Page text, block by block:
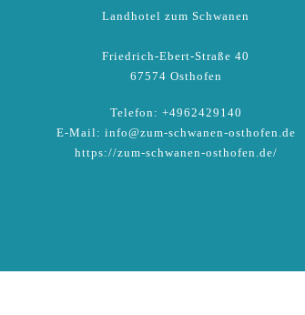
Landhotel zum Schwanen
Friedrich-Ebert-Straße 40
67574 Osthofen
Telefon: +4962429140
E-Mail: info@zum-schwanen-osthofen.de
https://zum-schwanen-osthofen.de/